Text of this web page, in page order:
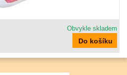
Obvykle skladem